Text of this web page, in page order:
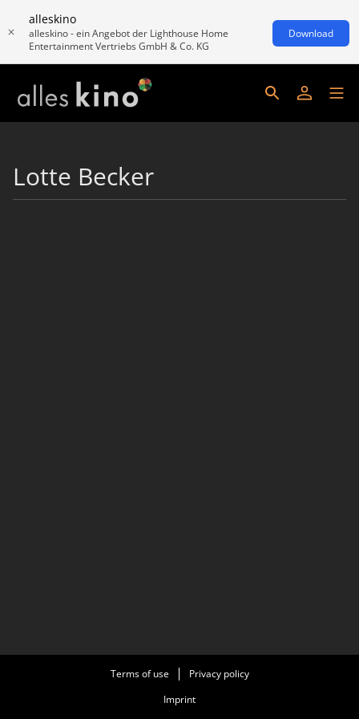
alleskino
alleskino - ein Angebot der Lighthouse Home
Entertainment Vertriebs GmbH & Co. KG
Download
Lotte Becker
Terms of use
Privacy policy
Imprint